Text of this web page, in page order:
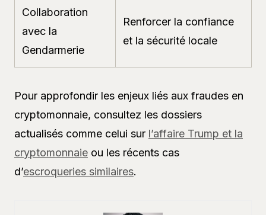
Collaboration
avec la
Gendarmerie
Renforcer la confiance
et la sécurité locale
Pour approfondir les enjeux liés aux fraudes en
cryptomonnaie, consultez les dossiers
actualisés comme celui sur l’affaire Trump et la
cryptomonnaie ou les récents cas
d’escroqueries similaires.